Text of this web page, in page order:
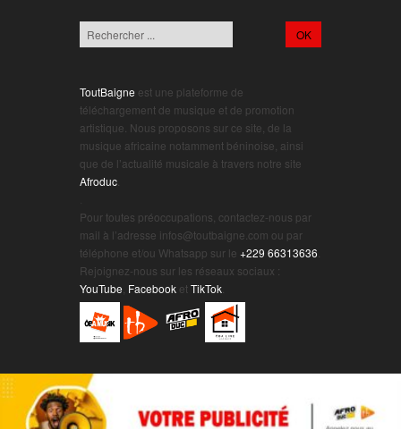
ToutBaigne est une plateforme de
téléchargement de musique et de promotion
artistique. Nous proposons sur ce site, de la
musique africaine notamment béninoise, ainsi
que de l’actualité musicale à travers notre site
Afroduc
Pour toutes préoccupations, contactez-nous par
mail à l’adresse infos@toutbaigne.com ou par
téléphone et/ou Whatsapp sur le +229 66313636
Rejoignez-nous sur les réseaux sociaux :
YouTube Facebook etTikTok